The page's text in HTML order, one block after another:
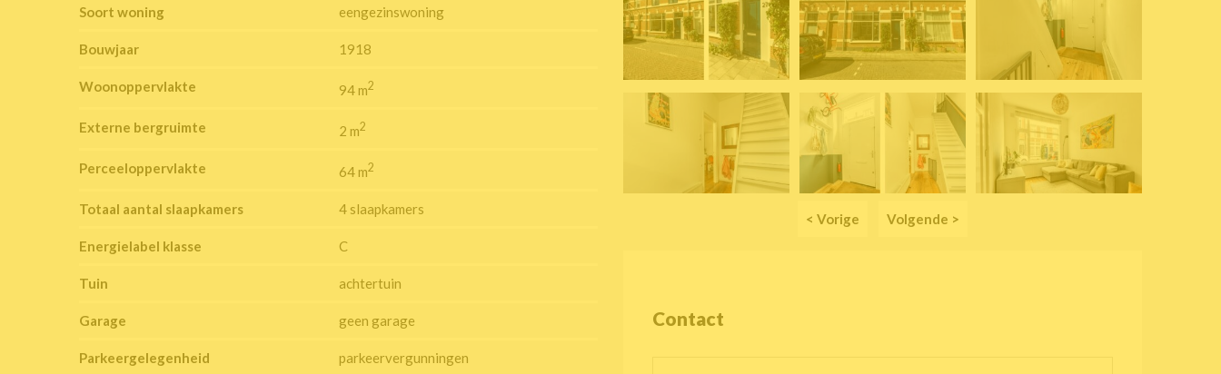
Soort woning eengezinswoning
Bouwjaar 1918
Woonoppervlakte 94 m2
Externe bergruimte 2 m2
Perceeloppervlakte 64 m2
Totaal aantal slaapkamers 4 slaapkamers
Energielabel klasse C
Tuin achtertuin
Garage geen garage
Parkeergelegenheid parkeervergunningen
< Vorige Volgende >
Contact